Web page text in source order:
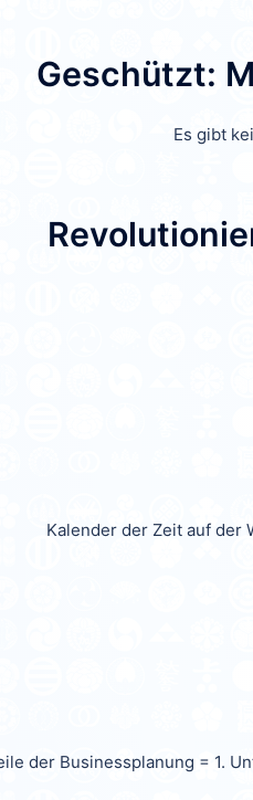
Geschützt:
Es gibt
Kalender der Zeit auf der
der Businessplanung = 1.